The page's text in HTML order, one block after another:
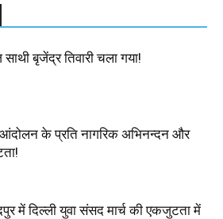
साथी बृजेंद्र तिवारी चला गया!
के प्रति नागरिक अभिनन्दन और
में दिल्ली युवा संसद मार्च की एकजुटता में